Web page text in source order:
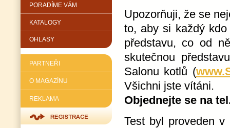
PORADÍME VÁM
KATALOGY
OHLASY
PARTNEŘI
O MAGAZÍNU
REKLAMA
Upozorňuji, že se
to, aby si každý
představu, co od
skutečnou
Salonu kotlů (
Všichni jste vítáni.
Objednejte se na
Test byl proveden